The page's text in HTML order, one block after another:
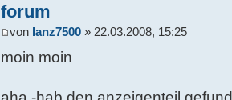
forum
von lanz7500 » 22.03.2008, 15:25
moin moin